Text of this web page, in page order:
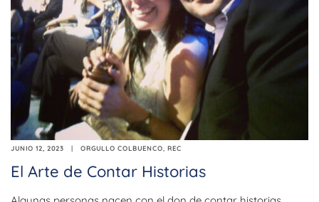
JUNIO 12, 2023 ORGULLO COLBUENCO REC
El Arte de Contar Historias